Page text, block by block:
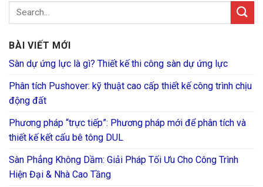
BÀI VIẾT MỚI
Sàn dự ứng lực là gì? Thiết kế thi công sàn dự ứng lực
Phân tích Pushover: kỹ thuật cao cấp thiết kế công trình chịu
động đất
Phương pháp “trực tiếp”: Phương pháp mới để phân tích và
thiết kế kết cấu bê tông DUL
Sàn Phẳng Không Dầm: Giải Pháp Tối Ưu Cho Công Trình
Hiện Đại & Nhà Cao Tầng